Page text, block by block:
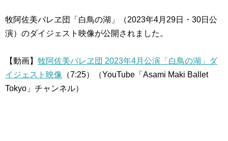
牧阿佐美バレヱ団「白鳥の湖」（2023年4月29日・30日公
演）のダイジェスト映像が公開されました。
【動画】 牧阿佐美バレヱ団 2023年4月公演「白鳥の湖」ダ
イジェスト映像 （7:25）（YouTube「Asami Maki Ballet
Tokyo」チャンネル）